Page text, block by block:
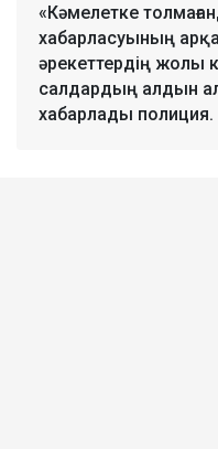
«Кәмелетке
хабарласуының
әрекеттердің жолы
салдардың алдын
хабарлады полиция.